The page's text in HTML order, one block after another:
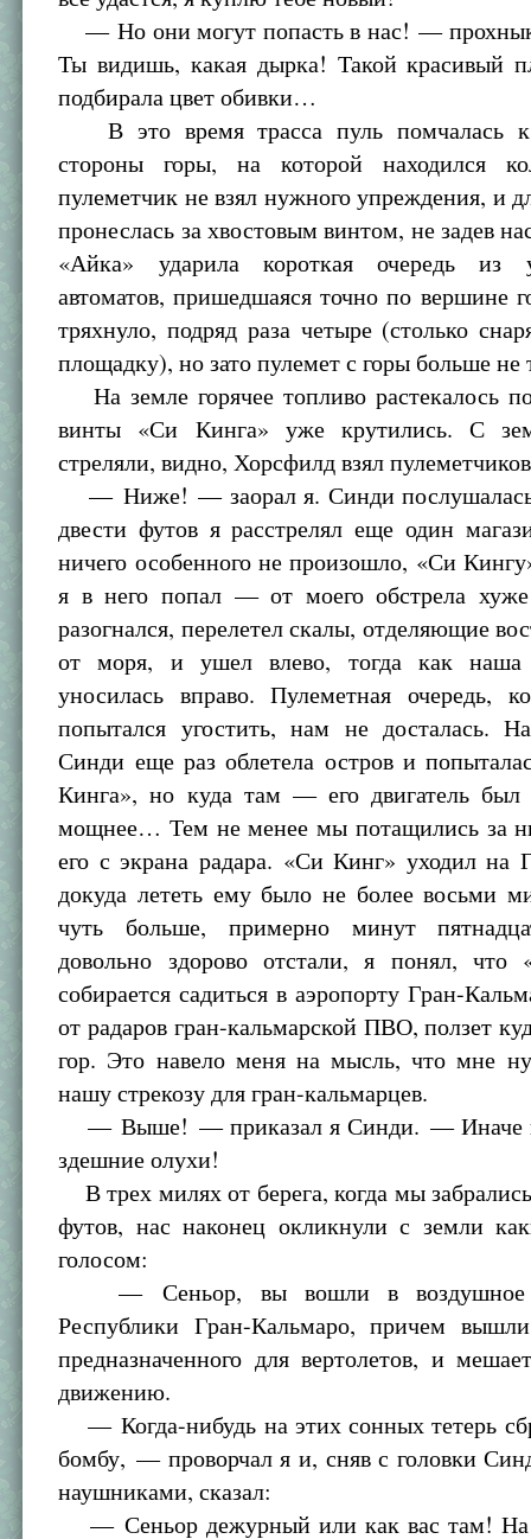
— Но они могут попасть в нас! —
Ты видишь, какая дырка! Такой красивый
подбирала цвет обивки…
В это время трасса пуль помчалась к
стороны горы, на которой находился
пулеметчик не взял нужного упреждения, и
пронеслась за хвостовым винтом, не задев
«Айка» ударила короткая очередь из
автоматов, пришедшаяся точно по вершине
тряхнуло, подряд раза четыре (столько
площадку), но зато пулемет с горы больше не
На земле горячее топливо растекалось
винты «Си Кинга» уже крутились. С
стреляли, видно, Хорсфилд взял
— Ниже! — заорал я. Синди
двести футов я расстрелял еще один
ничего особенного не произошло, «Си
я в него попал — от моего обстрела
разогнался, перелетел скалы, отделяющие
от моря, и ушел влево, тогда как наша
уносилась вправо. Пулеметная очередь,
попытался угостить, нам не досталась.
Синди еще раз облетела остров и
Кинга», но куда там — его двигатель был
мощнее… Тем не менее мы потащились за
его с экрана радара. «Си Кинг» уходил на
докуда лететь ему было не более восьми
чуть больше, примерно минут
довольно здорово отстали, я понял,
собирается садиться в аэропорту Гран-
от радаров гран-кальмарской ПВО, ползет
гор. Это навело меня на мысль, что мне
нашу стрекозу для гран-кальмарцев.
— Выше! — приказал я Синди. — Иначе
здешние олухи!
В трех милях от берега, когда мы
футов, нас наконец окликнули с земли
голосом:
— Сеньор, вы вошли в воздушное
Республики Гран-Кальмаро, причем
предназначенного для вертолетов, и
движению.
— Когда-нибудь на этих сонных тетерь
бомбу, — проворчал я и, сняв с головки
наушниками, сказал:
— Сеньор дежурный или как вас там! На